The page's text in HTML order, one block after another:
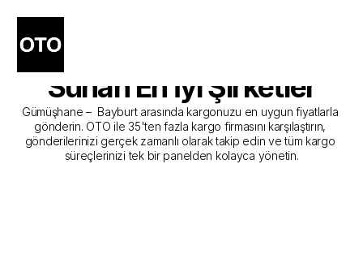
Gümüşhane - Bayburt
Kargo Gönderim Hizmeti
Sunan En İyi Şirketler
Gümüşhane –  Bayburt arasında kargonuzu en uygun fiyatlarla
gönderin. OTO ile 35'ten fazla kargo firmasını karşılaştırın,
gönderilerinizi gerçek zamanlı olarak takip edin ve tüm kargo
süreçlerinizi tek bir panelden kolayca yönetin.